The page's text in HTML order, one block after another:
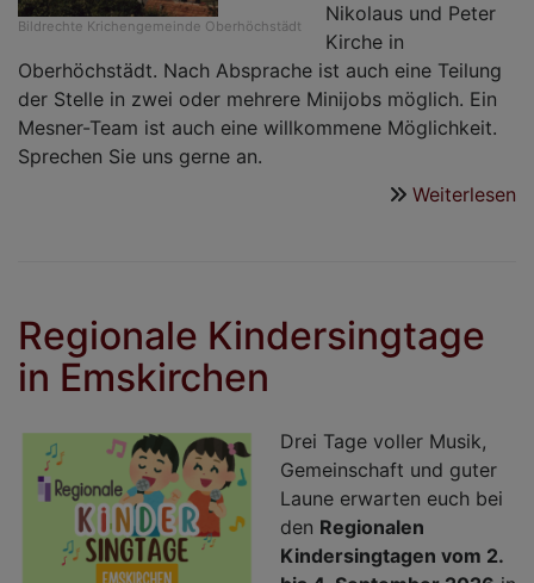
Bildrechte Krichengemeinde Oberhöchstädt
Nikolaus und Peter
Kirche in
Oberhöchstädt. Nach Absprache ist auch eine Teilung
der Stelle in zwei oder mehrere Minijobs möglich. Ein
Mesner-Team ist auch eine willkommene Möglichkeit.
Sprechen Sie uns gerne an.
Weiterlesen
Regionale Kindersingtage
in Emskirchen
Drei Tage voller Musik,
Gemeinschaft und guter
Laune erwarten euch bei
den Regionalen
Kindersingtagen vom 2.